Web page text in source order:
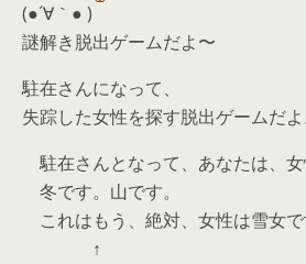
(●´∀｀● )
謎解き脱出ゲームだよ〜
駐在さんになって、
失踪した女性を探す脱出ゲームだよ
駐在さんとなって、あなたは、女
冬です。山です。
これはもう、絶対、女性は雪女で
↑